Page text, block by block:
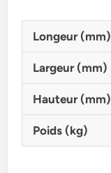
Longeur (mm)
Largeur (mm)
Hauteur (mm)
Poids (kg)